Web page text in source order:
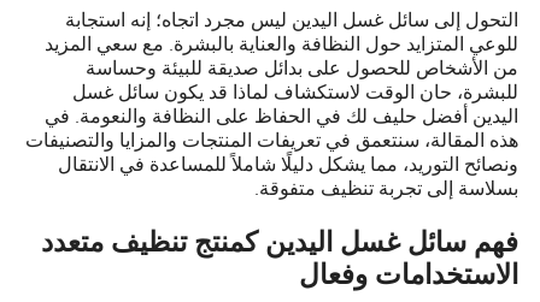
التحول إلى سائل غسل اليدين ليس مجرد اتجاه؛ إنه استجابة
للوعي المتزايد حول النظافة والعناية بالبشرة. مع سعي المزيد
من الأشخاص للحصول على بدائل صديقة للبيئة وحساسة
للبشرة، حان الوقت لاستكشاف لماذا قد يكون سائل غسل
اليدين أفضل حليف لك في الحفاظ على النظافة والنعومة. في
هذه المقالة، سنتعمق في تعريفات المنتجات والمزايا والتصنيفات
ونصائح التوريد، مما يشكل دليلًا شاملاً للمساعدة في الانتقال
بسلاسة إلى تجربة تنظيف متفوقة.
فهم سائل غسل اليدين كمنتج تنظيف متعدد
الاستخدامات وفعال